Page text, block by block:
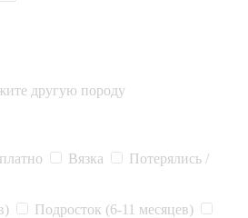
другую породу
Вязка
Потерялись /
Подросток (6-11 месяцев)